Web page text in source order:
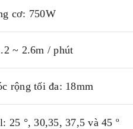
cơ: 750W
~ 2.6m / phút
rộng tối đa: 18mm
25 °, 30,35, 37,5 và 45 º